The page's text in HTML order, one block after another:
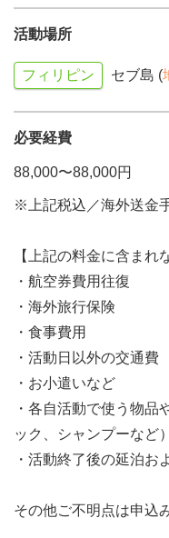
活動場所
フィリピン セブ島 (
必要経費
88,000〜88,000円
※上記税込／海外送金
【上記の料金に含まれ
・航空券費用往復
・海外旅行保険
・食事費用
・活動日以外の交通費
・お小遣いなど
・各自活動で使う物品
ック、シャンプーなど）
・活動終了後の延泊お
その他ご不明点は申込